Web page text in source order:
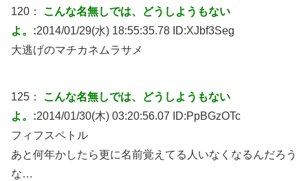
120： こんな名無しでは、どうしようもない
よ。:2014/01/29(水) 18:55:35.78 ID:XJbf3Seg
大逃げのマチカネムラサメ
125： こんな名無しでは、どうしようもない
よ。:2014/01/30(木) 03:20:56.07 ID:PpBGzOTc
フィフスペトル
あと何年かしたら更に名前覚えてる人いなくなるんだろう
な…